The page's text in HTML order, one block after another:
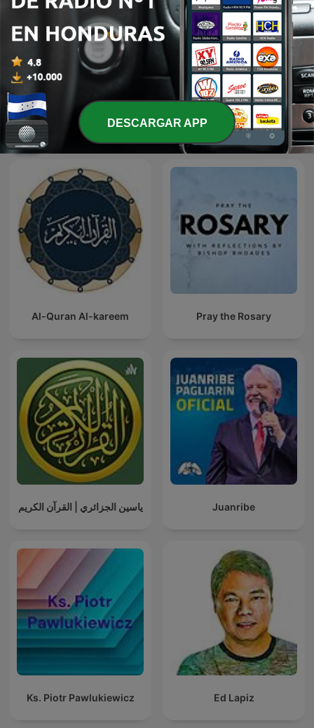
A traves de la Biblia Dante Gebel
Más podcasts internacionales de Religión
y espiritualidad
Al-Quran Al-kareem Pray the Rosary
ياسين الجزائري | القرآن الكريم Juanribe
Ks. Piotr Pawlukiewicz Ed Lapiz
DESCARGAR APP